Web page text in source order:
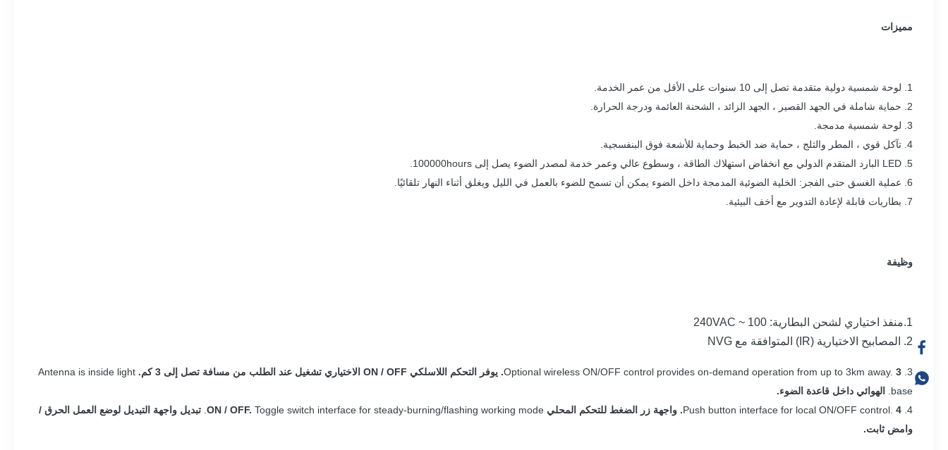
مميزات
1. لوحة شمسية دولية متقدمة تصل إلى 10 سنوات على الأقل من عمر الخدمة.
2. حماية شاملة في الجهد القصير ، الجهد الزائد ، الشحنة العائمة ودرجة الحرارة.
3. لوحة شمسية مدمجة.
4. تآكل قوي ، المطر والثلج ، حماية ضد الخبط وحماية للأشعة فوق البنفسجية.
5. LED البارد المتقدم الدولي مع انخفاض استهلاك الطاقة ، وسطوع عالي وعمر خدمة لمصدر الضوء يصل إلى 100000hours.
6. عملية الغسق حتى الفجر: الخلية الضوئية المدمجة داخل الضوء يمكن أن تسمح للضوء بالعمل في الليل ويغلق أثناء النهار تلقائيًا.
7. بطاريات قابلة لإعادة التدوير مع أخف البيئية.
وظيفة
1.منفذ اختياري لشحن البطارية: 100 ~ 240VAC
2. المصابيح الاختيارية (IR) المتوافقة مع NVG
3. Optional wireless ON/OFF control provides on-demand operation from up to 3km away. 3. يوفر التحكم اللاسلكي ON / OFF الاختياري تشغيل عند الطلب من مسافة تصل إلى 3 كم.
Antenna is inside light
base.
الهوائي داخل قاعدة الضوء.
4. Push button interface for local ON/OFF control. 4. واجهة زر الضغط للتحكم المحلي ON / OFF. Toggle switch interface for steady-burning/flashing working mode.
تبديل واجهة التبديل لوضع العمل الحرق /
وامض ثابت.